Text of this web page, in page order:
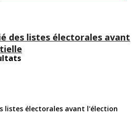
des listes électorales avant
listes électorales avant l'élection